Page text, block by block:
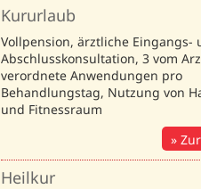
Kururlaub
Vollpension, ärztliche Eingangs-
Abschlusskonsultation, 3 vom
verordnete Anwendungen pro
Behandlungstag, Nutzung von
und Fitnessraum
Heilkur